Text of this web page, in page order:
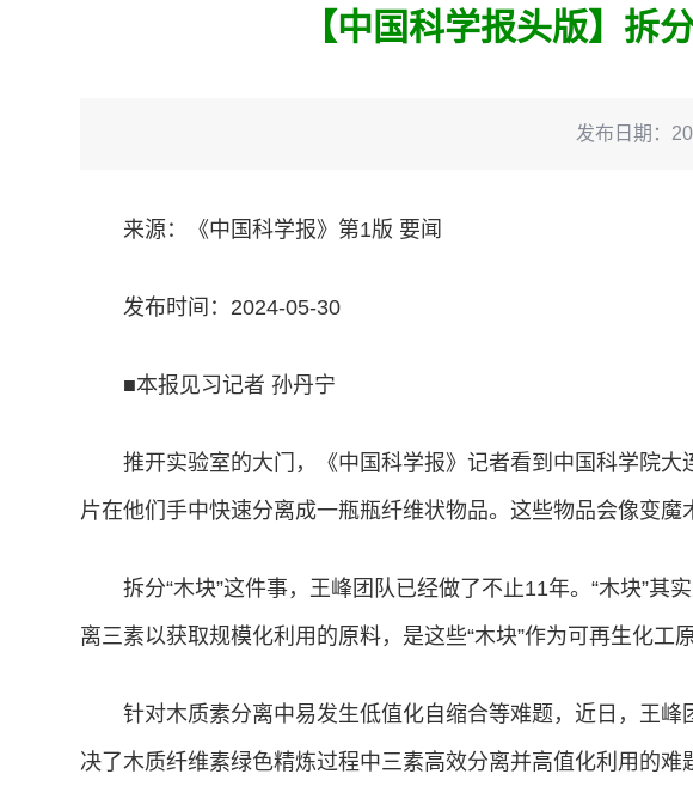
【中国科学报头版】拆
发布日期：
来源：《中国科学报》第1版 要闻
发布时间：2024-05-30
■本报见习记者 孙丹宁
推开实验室的大门，《中国科学报》记者看到中国科学院
片在他们手中快速分离成一瓶瓶纤维状物品。这些物品会像变
拆分“木块”这件事，王峰团队已经做了不止11年。“木块”
离三素以获取规模化利用的原料，是这些“木块”作为可再生化工
针对木质素分离中易发生低值化自缩合等难题，近日，王
决了木质纤维素绿色精炼过程中三素高效分离并高值化利用的难